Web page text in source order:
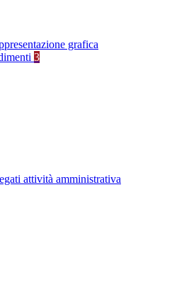
grafica
3
attività amministrativa